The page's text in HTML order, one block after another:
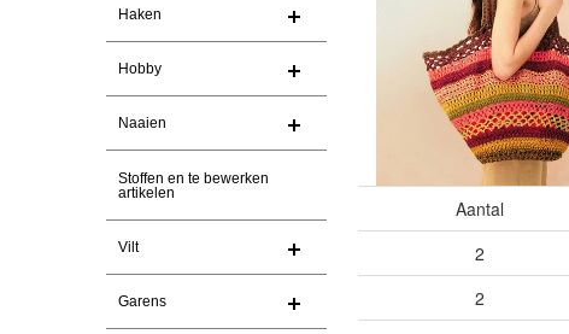
Haken
Hobby
Naaien
Stoffen en te bewerken
artikelen
Vilt
Garens
Aantal
2
2